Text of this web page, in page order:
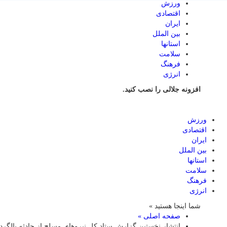
ورزش
اقتصادی
ایران
بین الملل
استانها
سلامت
فرهنگ
انرژی
افزونه جلالی را نصب کنید.
ورزش
اقتصادی
ایران
بین الملل
استانها
سلامت
فرهنگ
انرژی
شما اینجا هستید »
صفحه اصلی »